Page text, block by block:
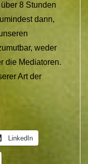
8 Stunden
dann,
weder
die Mediatoren.
Art der
LinkedIn